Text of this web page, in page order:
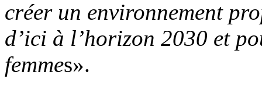
créer un environnement
d’ici à l’horizon 2030 et
femmes».